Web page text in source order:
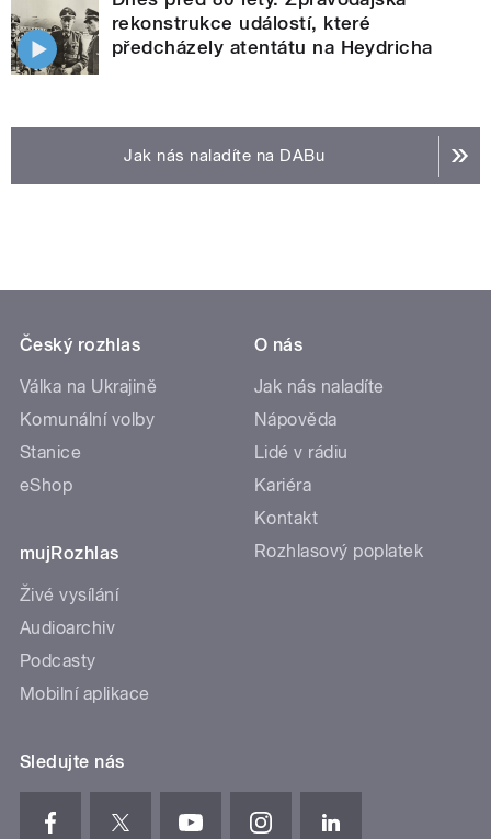
rekonstrukce událostí, které
předcházely atentátu na Heydricha
Jak nás naladíte na DABu
Český rozhlas
Válka na Ukrajině
Komunální volby
Stanice
eShop
mujRozhlas
Živé vysílání
Audioarchiv
Podcasty
Mobilní aplikace
O nás
Jak nás naladíte
Nápověda
Lidé v rádiu
Kariéra
Kontakt
Rozhlasový poplatek
Sledujte nás